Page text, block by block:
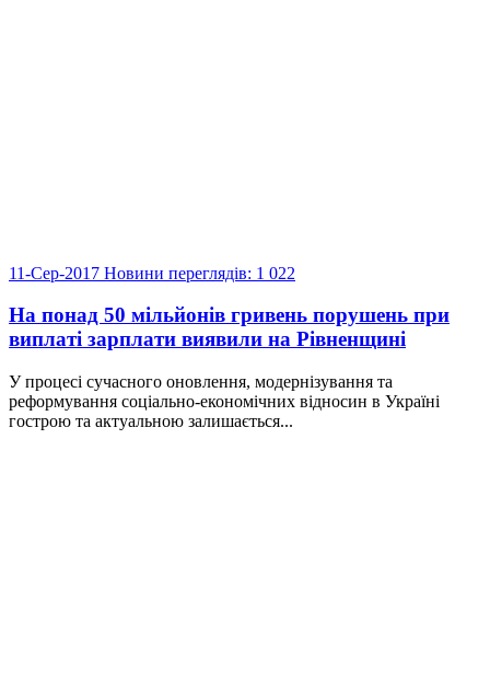
11-Сер-2017 Новини переглядів: 1 022
На понад 50 мільйонів гривень порушень при
виплаті зарплати виявили на Рівненщині
У процесі сучасного оновлення, модернізування та
реформування соціально-економічних відносин в Україні
гострою та актуальною залишається...